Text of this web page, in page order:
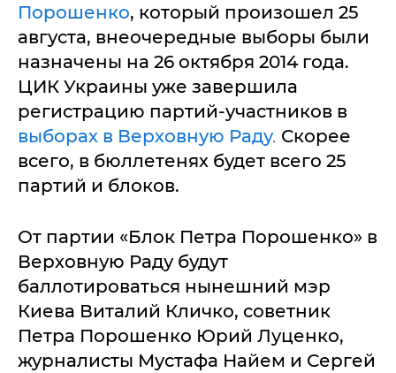
Порошенко, который произошел 25
августа, внеочередные выборы были
назначены на 26 октября 2014 года.
ЦИК Украины уже завершила
регистрацию партий-участников в
выборах в Верховную Раду. Скорее
всего, в бюллетенях будет всего 25
партий и блоков.
От партии «Блок Петра Порошенко» в
Верховную Раду будут
баллотироваться нынешний мэр
Киева Виталий Кличко, советник
Петра Порошенко Юрий Луценко,
журналисты Мустафа Найем и Сергей